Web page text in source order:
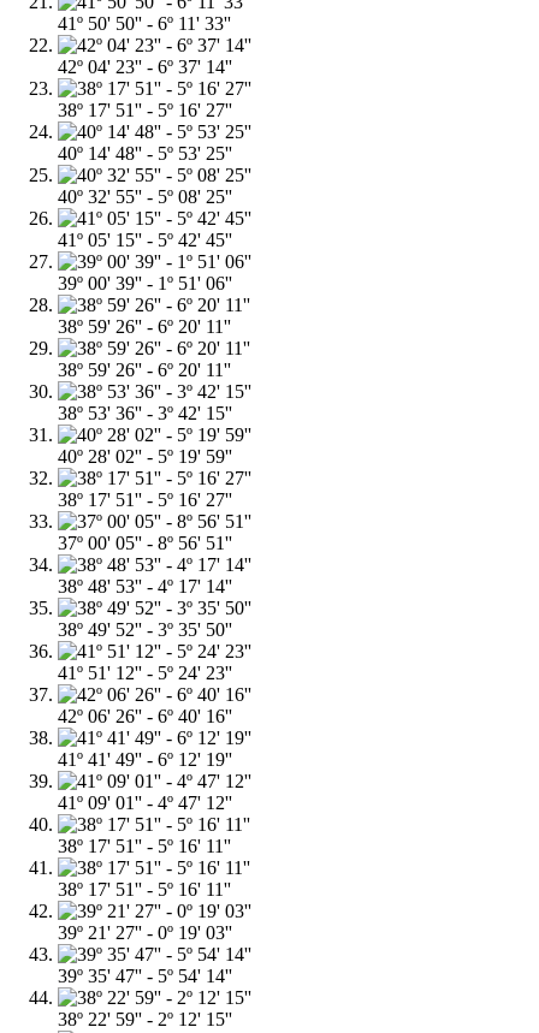
41º 50' 50'' - 6º 11' 33''
42º 04' 23'' - 6º 37' 14''
38º 17' 51'' - 5º 16' 27''
40º 14' 48'' - 5º 53' 25''
40º 32' 55'' - 5º 08' 25''
41º 05' 15'' - 5º 42' 45''
39º 00' 39'' - 1º 51' 06''
38º 59' 26'' - 6º 20' 11''
38º 59' 26'' - 6º 20' 11''
38º 53' 36'' - 3º 42' 15''
40º 28' 02'' - 5º 19' 59''
38º 17' 51'' - 5º 16' 27''
37º 00' 05'' - 8º 56' 51''
38º 48' 53'' - 4º 17' 14''
38º 49' 52'' - 3º 35' 50''
41º 51' 12'' - 5º 24' 23''
42º 06' 26'' - 6º 40' 16''
41º 41' 49'' - 6º 12' 19''
41º 09' 01'' - 4º 47' 12''
38º 17' 51'' - 5º 16' 11''
38º 17' 51'' - 5º 16' 11''
39º 21' 27'' - 0º 19' 03''
39º 35' 47'' - 5º 54' 14''
38º 22' 59'' - 2º 12' 15''